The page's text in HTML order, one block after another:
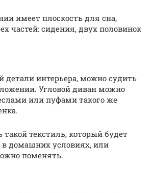
имеет плоскость для сна,
частей: сидения, двух половинок
детали интерьера, можно судить
Угловой диван можно
или пуфами такого же
текстиль, который будет
в домашних условиях, или
поменять.